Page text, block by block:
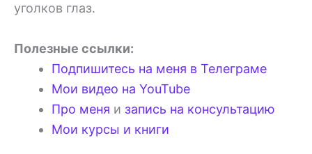
уголков глаз.
Полезные ссылки:
Подпишитесь на меня в Телеграме
Мои видео на YouTube
Про меня и запись на консультацию
Мои курсы и книги